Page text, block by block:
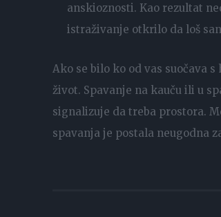
anskioznosti. Kao rezultat
istraživanje otkrilo da loš
Ako se bilo ko od vas suočava
život. Spavanje na kauču ili u
signalizuje da treba prostora.
spavanja je postala neugodna